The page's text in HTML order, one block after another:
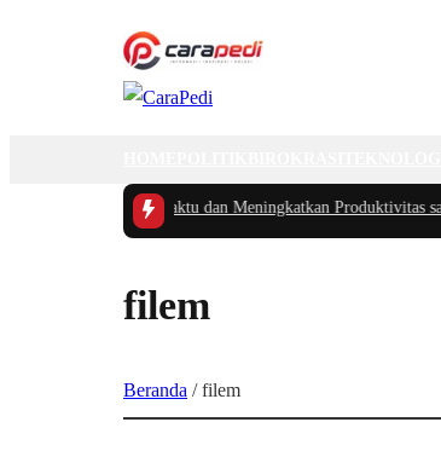
Cerdas Mengatur Waktu dan Meningkatkan Produktivitas
filem
Beranda /filem